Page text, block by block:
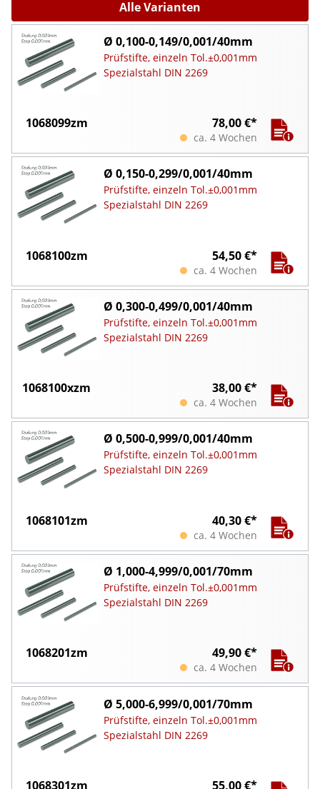
Alle Varianten
Ø 0,100-0,149/0,001/40mm
Prüfstifte, einzeln Tol.±0,001mm
Spezialstahl DIN 2269
1068099zm 78,00 €*
ca. 4 Wochen
Ø 0,150-0,299/0,001/40mm
Prüfstifte, einzeln Tol.±0,001mm
Spezialstahl DIN 2269
1068100zm 54,50 €*
ca. 4 Wochen
Ø 0,300-0,499/0,001/40mm
Prüfstifte, einzeln Tol.±0,001mm
Spezialstahl DIN 2269
1068100xzm 38,00 €*
ca. 4 Wochen
Ø 0,500-0,999/0,001/40mm
Prüfstifte, einzeln Tol.±0,001mm
Spezialstahl DIN 2269
1068101zm 40,30 €*
ca. 4 Wochen
Ø 1,000-4,999/0,001/70mm
Prüfstifte, einzeln Tol.±0,001mm
Spezialstahl DIN 2269
1068201zm 49,90 €*
ca. 4 Wochen
Ø 5,000-6,999/0,001/70mm
Prüfstifte, einzeln Tol.±0,001mm
Spezialstahl DIN 2269
1068301zm 55,00 €*